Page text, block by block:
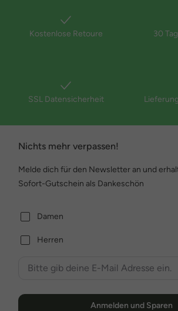
Kostenlose Retoure 30
SSL Datensicherheit
Nichts mehr verpassen!
Melde dich für den Newsletter an und
Sofort-Gutschein als Dankeschön
Damen
Herren
Anmelden und Sparen